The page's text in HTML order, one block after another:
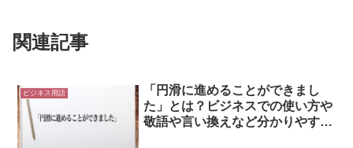
関連記事
ビジネス用語
「円滑に進めることができまし
た」とは？ビジネスでの使い方や
敬語や言い換えなど分かりやすく